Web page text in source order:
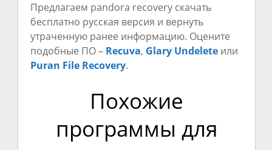
Предлагаем pandora recovery скачать
бесплатно русская версия и вернуть
утраченную ранее информацию. Оцените
подобные ПО – Recuva, Glary Undeleteили
Puran File Recovery.
Похожие
программы для